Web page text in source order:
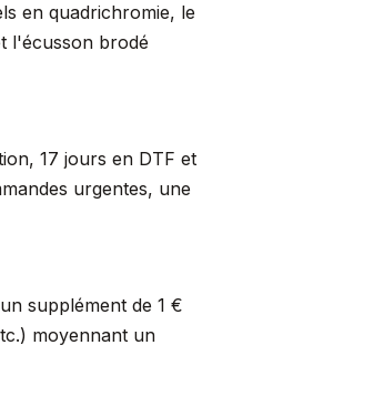
en quadrichromie, le
l'écusson brodé
17 jours en DTF et
urgentes, une
supplément de 1 €
moyennant un